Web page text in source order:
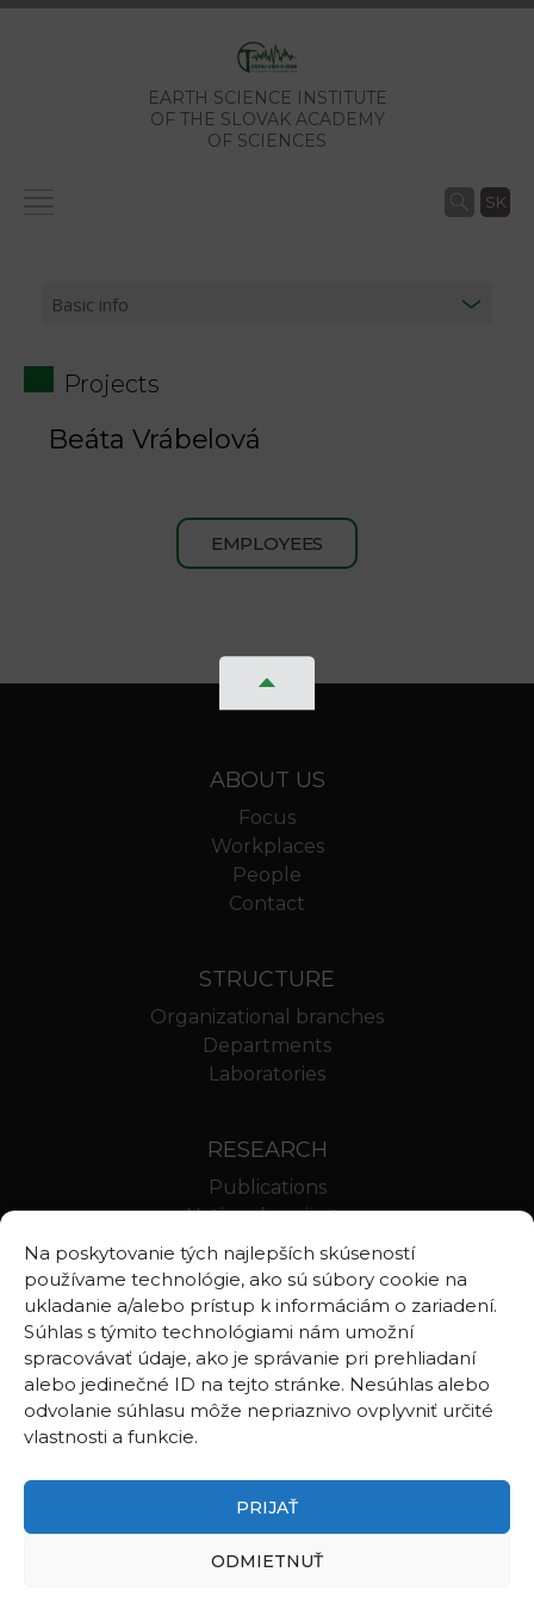
Na poskytovanie tých najlepších skúseností
používame technológie, ako sú súbory cookie na
ukladanie a/alebo prístup k informáciám o zariadení.
Súhlas s týmito technológiami nám umožní
spracovávať údaje, ako je správanie pri prehliadaní
alebo jedinečné ID na tejto stránke. Nesúhlas alebo
odvolanie súhlasu môže nepriaznivo ovplyvniť určité
vlastnosti a funkcie.
PRIJAŤ
ODMIETNUŤ
EARTH SCIENCE INSTITUTE
OF THE SLOVAK ACADEMY
OF SCIENCES
SK
Projects
Beáta Vrábelová
EMPLOYEES
ABOUT US
Focus
Workplaces
People
Contact
STRUCTURE
Organizational branches
Departments
Laboratories
RESEARCH
Publications
National projects
International projects
Scientific results
LINKS
Geologica Carpathica
Contributions to Geophysics and Geodesy